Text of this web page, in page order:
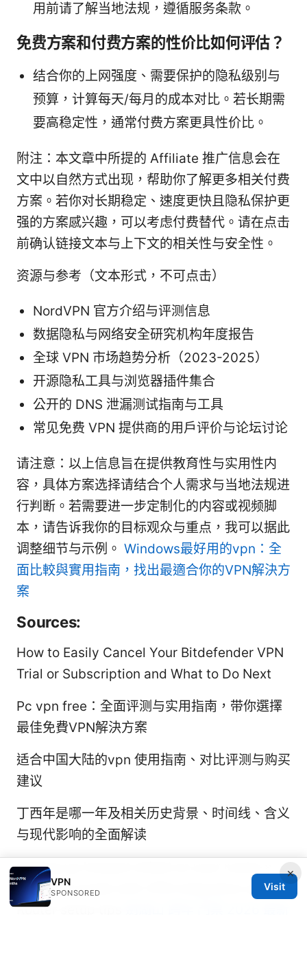
用前请了解当地法规，遵循服务条款。
免费方案和付费方案的性价比如何评估？
结合你的上网强度、需要保护的隐私级别与
预算，计算每天/每月的成本对比。若长期需
要高稳定性，通常付费方案更具性价比。
附注：本文章中所提的 Affiliate 推广信息会在
文中以自然方式出现，帮助你了解更多相关付费
方案。若你对长期稳定、速度更快且隐私保护更
强的方案感兴趣，可以考虑付费替代。请在点击
前确认链接文本与上下文的相关性与安全性。
资源与参考（文本形式，不可点击）
NordVPN 官方介绍与评测信息
数据隐私与网络安全研究机构年度报告
全球 VPN 市场趋势分析（2023-2025）
开源隐私工具与浏览器插件集合
公开的 DNS 泄漏测试指南与工具
常见免费 VPN 提供商的用户评价与论坛讨论
请注意：以上信息旨在提供教育性与实用性内
容，具体方案选择请结合个人需求与当地法规进
行判断。若需要进一步定制化的内容或视频脚
本，请告诉我你的目标观众与重点，我可以据此
调整细节与示例。 Windows最好用的vpn：全
面比較與實用指南，找出最適合你的VPN解決方
案
Sources:
How to Easily Cancel Your Bitdefender VPN
Trial or Subscription and What to Do Next
Pc vpn free：全面评测与实用指南，带你選擇
最佳免費VPN解決方案
适合中国大陆的vpn 使用指南、对比评测与购买
建议
丁西年是哪一年及相关历史背景、时间线、含义
与现代影响的全面解读
Setting up hotspot shield on your router a
complete guide with VPN integration and
Router setup tips
×
VPN
SPONSORED
Visit